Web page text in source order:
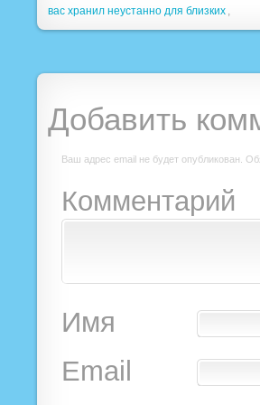
вас хранил неустанно для близких ,
Добавить
Ваш адрес email не будет опубликован.
Комментарий
Имя
Email